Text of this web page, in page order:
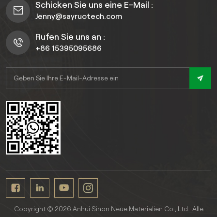
Schicken Sie uns eine E-Mail :
Jenny@sayruotech.com
Rufen Sie uns an :
+86 15395095686
Copyright © 2026 Anhui Sinon Neue Materialien Co., Ltd.. Alle